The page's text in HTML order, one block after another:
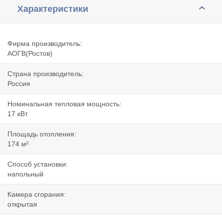
Характеристики
Фирма производитель:
АОГВ(Ростов)
Страна производитель:
Россия
Номинальная тепловая мощность:
17 кВт
Площадь отопления:
174 м²
Способ установки:
напольный
Камера сгорания:
открытая